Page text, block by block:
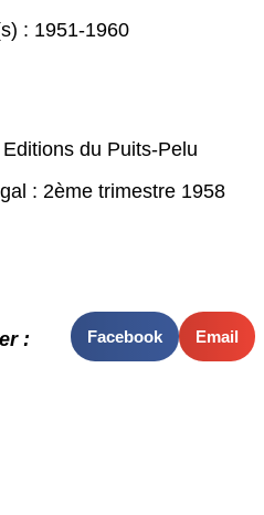
: 1951-1960
du Puits-Pelu
: 2ème trimestre 1958
: Facebook Email